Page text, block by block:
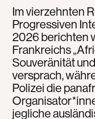
Im vierzehnten
Progressiven
2026 berichten
Frankreichs
Souveränität
versprach,
Polizei die
jegliche